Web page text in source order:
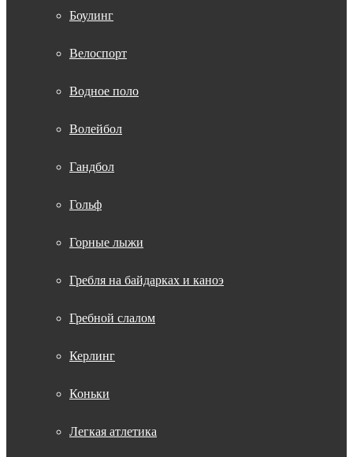
Боулинг
Велоспорт
Водное поло
Волейбол
Гандбол
Гольф
Горные лыжи
Гребля на байдарках и каноэ
Гребной слалом
Керлинг
Коньки
Легкая атлетика